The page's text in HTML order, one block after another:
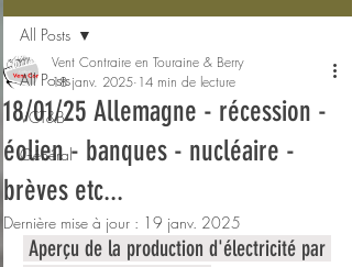
All Posts
VCT&B
Général
All Posts
18/01/25 Allemagne - récession -
éolien - banques - nucléaire -
brèves etc...
Vent Contraire en Touraine & Berry
18 janv. 2025 14 min de lecture
Dernière mise à jour : 19 janv. 2025
Aperçu de la production d'électricité par